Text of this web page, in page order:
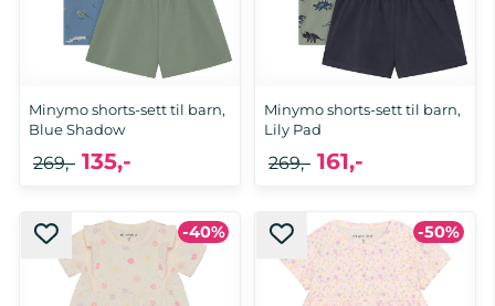
Minymo shorts-sett til barn,
Blue Shadow
135,-
269,-
Minymo shorts-sett til barn,
Lily Pad
161,-
269,-
-40% -50%